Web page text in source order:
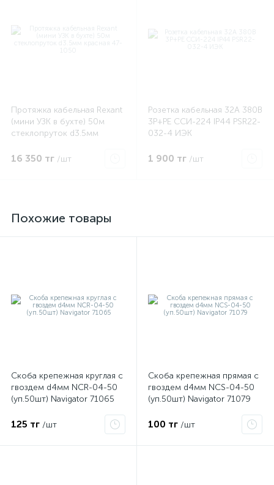
Протяжка кабельная Rexant
(мини УЗК в бухте) 50м
стеклопруток d3.5мм
16 350 тг /шт
Розетка кабельная 32А 380В
3P+PЕ ССИ-224 IP44 PSR22-
032-4 ИЭК
1 900 тг /шт
Похожие товары
Скоба крепежная круглая с
гвоздем d4мм NCR-04-50
(уп.50шт) Navigator 71065
125 тг /шт
Скоба крепежная прямая с
гвоздем d4мм NCS-04-50
(уп.50шт) Navigator 71079
100 тг /шт